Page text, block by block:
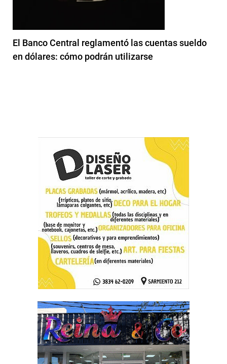
El Banco Central reglamentó las cuentas sueldo
en dólares: cómo podrán utilizarse